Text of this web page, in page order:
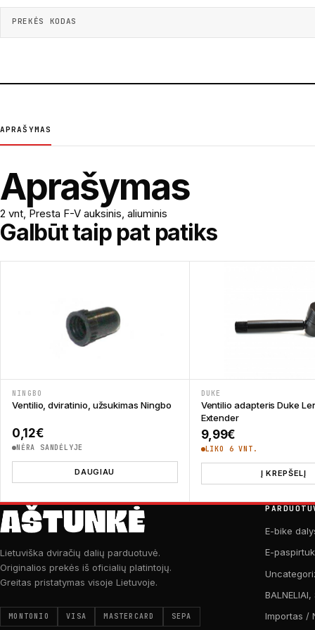
PREKĖS KODAS
APRAŠYMAS
Aprašymas
2 vnt, Presta F-V auksinis, aliuminis
Galbūt taip pat patiks
NINGBO
Ventilio, dviratinio, užsukimas Ningbo
0,12€
NĖRA SANDĖLYJE
DAUGIAU
DUKE
Ventilio adapteris Duke
Extender
9,99€
LIKO 6 VNT.
Į KREPŠELĮ
Lietuviška dviračių dalių parduotuvė.
Originalios prekės iš oficialių platintojų.
Greitas pristatymas visoje Lietuvoje.
MONTONIO VISA MASTERCARD SEPA
E-bike
E-
BALNELIAI,
Importas /